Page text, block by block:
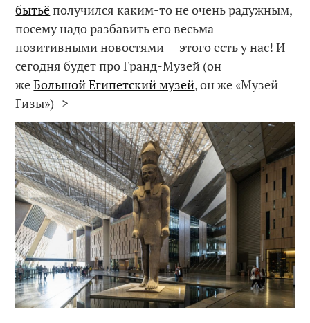
бытьёполучился каким-то не очень радужным,
посему надо разбавить его весьма
позитивными новостями — этого есть у нас! И
сегодня будет про Гранд-Музей (он
жеБольшой Египетский музей, он же «Музей
Гизы») ->